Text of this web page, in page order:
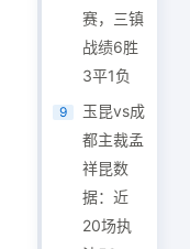
赛，三镇
战绩6胜
3平1负
9
玉昆vs成
都主裁孟
祥昆数
据：近
20场执